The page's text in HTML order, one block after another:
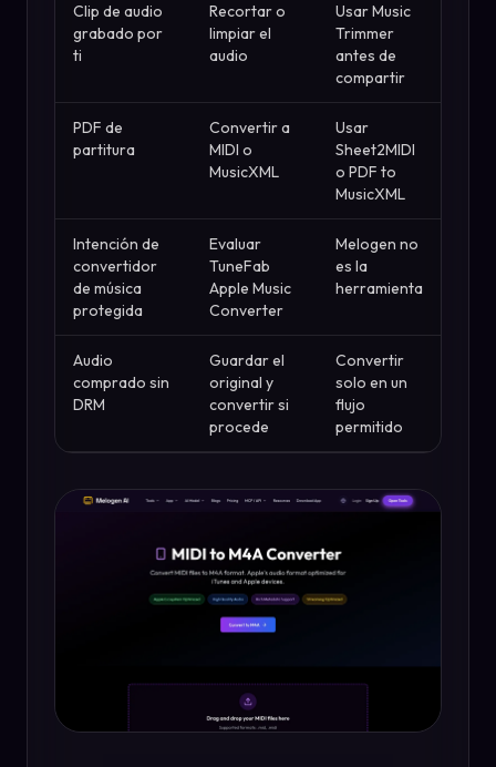
Clip de audio
grabado por
ti
Recortar o
limpiar el
audio
Usar Music
Trimmer
antes de
compartir
PDF de
partitura
Convertir a
MIDI o
MusicXML
Usar
Sheet2MIDI
o PDF to
MusicXML
Intención de
convertidor
de música
protegida
Evaluar
TuneFab
Apple Music
Converter
Melogen no
es la
herramienta
Audio
comprado sin
DRM
Guardar el
original y
convertir si
procede
Convertir
solo en un
flujo
permitido